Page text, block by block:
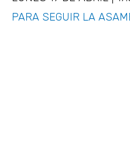
PARA SEGUIR LA